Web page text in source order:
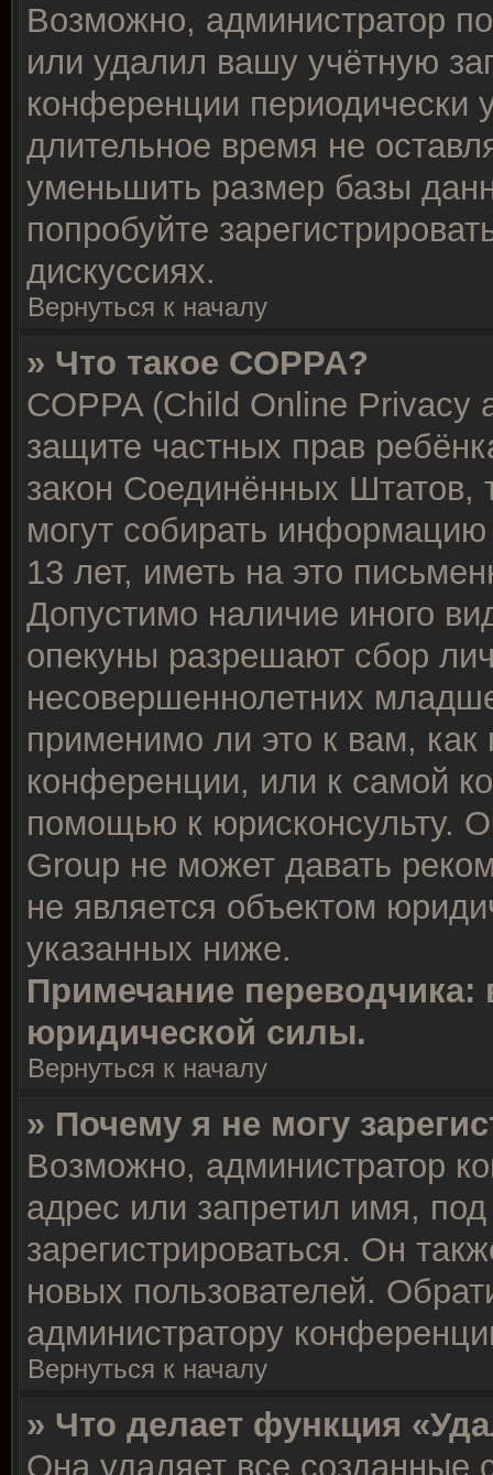
Возможно, администратор
или удалил вашу учётную
конференции периодически
длительное время не
уменьшить размер базы
попробуйте
дискуссиях.
Вернуться к началу
» Что такое COPPA?
COPPA (Child Online Privacy
защите частных прав
закон Соединённых Штатов,
могут собирать
13 лет, иметь на это
Допустимо наличие иного
опекуны разрешают сбор
несовершеннолетних
применимо ли это к вам,
конференции, или к самой
помощью к юрисконсульту.
Group не может давать
не является объектом
указанных ниже.
Примечание переводчика:
юридической силы.
Вернуться к началу
» Почему я не могу
Возможно, администратор
адрес или запретил имя,
зарегистрироваться. Он
новых пользователей.
администратору
Вернуться к началу
» Что делает функция
Она удаляет все созданные